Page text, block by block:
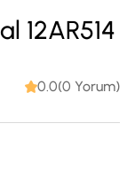
12AR514
0.0(0 Yorum)